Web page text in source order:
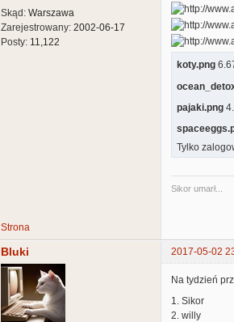
Skąd: Warszawa
Zarejestrowany: 2002-06-17
Posty: 11,122
koty.png
pajaki.png
Tylko
Sikor umarł...
Strona
Bluki 2017-05-02
Na tydzień
1. Sikor
2. willy